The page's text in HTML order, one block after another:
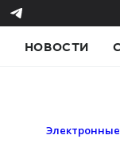
НОВОСТИ